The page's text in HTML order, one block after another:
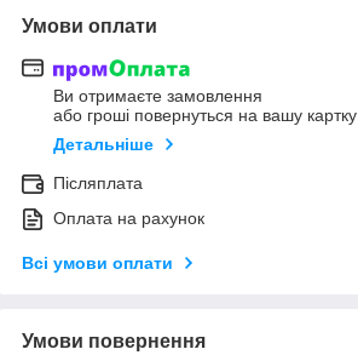
Умови оплати
Ви отримаєте замовлення
або гроші повернуться на вашу картку
Детальніше
Післяплата
Оплата на рахунок
Всі умови оплати
Умови повернення